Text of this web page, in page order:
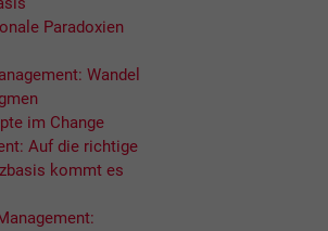
Paradoxien
Wandel
im Change
Auf die richtige
kommt es